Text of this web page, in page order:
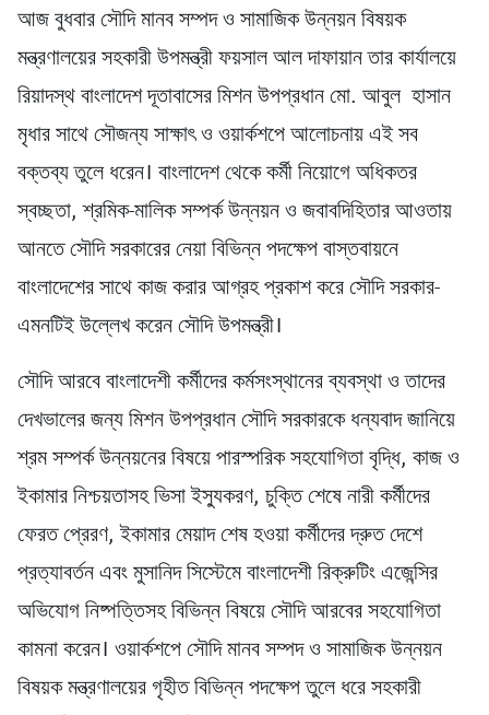
আজ বুধবার সৌদি মানব সম্পদ ও সামাজিক উন্নয়ন বিষয়ক
মন্ত্রণালয়ের সহকারী উপমন্ত্রী ফয়সাল আল দাফায়ান তার কার্যালয়ে
রিয়াদস্থ বাংলাদেশ দূতাবাসের মিশন উপপ্রধান মো. আবুল হাসান
মৃধার সাথে সৌজন্য সাক্ষাৎ ও ওয়ার্কশপে আলোচনায় এই সব
বক্তব্য তুলে ধরেন। বাংলাদেশ থেকে কর্মী নিয়োগে অধিকতর
স্বচ্ছতা, শ্রমিক-মালিক সম্পর্ক উন্নয়ন ও জবাবদিহিতার আওতায়
আনতে সৌদি সরকারের নেয়া বিভিন্ন পদক্ষেপ বাস্তবায়নে
বাংলাদেশের সাথে কাজ করার আগ্রহ প্রকাশ করে সৌদি সরকার-
এমনটিই উল্লেখ করেন সৌদি উপমন্ত্রী।
সৌদি আরবে বাংলাদেশী কর্মীদের কর্মসংস্থানের ব্যবস্থা ও তাদের
দেখভালের জন্য মিশন উপপ্রধান সৌদি সরকারকে ধন্যবাদ জানিয়ে
শ্রম সম্পর্ক উন্নয়নের বিষয়ে পারস্পরিক সহযোগিতা বৃদ্ধি, কাজ ও
ইকামার নিশ্চয়তাসহ ভিসা ইস্যুকরণ, চুক্তি শেষে নারী কর্মীদের
ফেরত প্রেরণ, ইকামার মেয়াদ শেষ হওয়া কর্মীদের দ্রুত দেশে
প্রত্যাবর্তন এবং মুসানিদ সিস্টেমে বাংলাদেশী রিক্রুটিং এজেন্সির
অভিযোগ নিষ্পত্তিসহ বিভিন্ন বিষয়ে সৌদি আরবের সহযোগিতা
কামনা করেন। ওয়ার্কশপে সৌদি মানব সম্পদ ও সামাজিক উন্নয়ন
বিষয়ক মন্ত্রণালয়ের গৃহীত বিভিন্ন পদক্ষেপ তুলে ধরে সহকারী